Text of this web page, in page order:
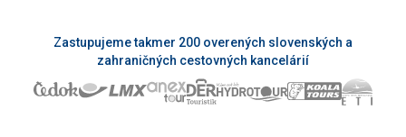
Zastupujeme takmer 200 overených slovenských a
zahraničných cestovných kancelárií